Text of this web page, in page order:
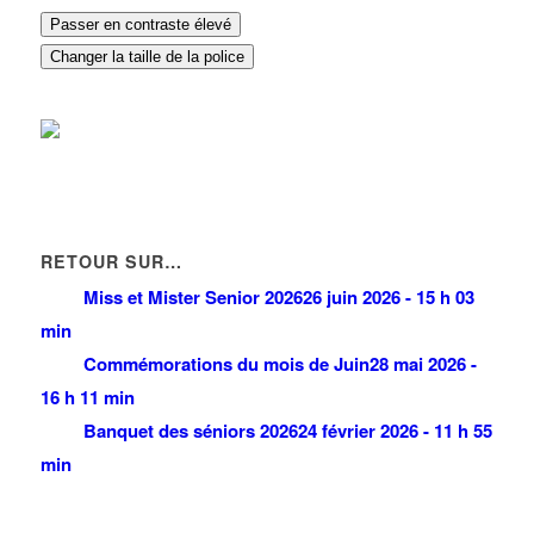
Passer en contraste élevé
Changer la taille de la police
RETOUR SUR…
Miss et Mister Senior 202626 juin 2026 - 15 h 03
min
Commémorations du mois de Juin28 mai 2026 -
16 h 11 min
Banquet des séniors 202624 février 2026 - 11 h 55
min